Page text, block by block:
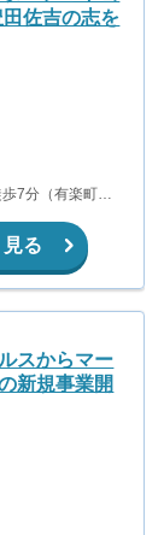
佐吉の志を
7分（有楽町
る
スからマー
新規事業開